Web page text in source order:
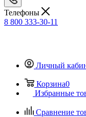
Телефоны
8 800 333-30-11
Личный
Корзина0
Избранные
Сравнение